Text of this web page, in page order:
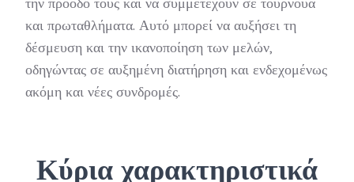
και πρωταθλήματα. Αυτό μπορεί να αυξήσει τη
δέσμευση και την ικανοποίηση των μελών,
οδηγώντας σε αυξημένη διατήρηση και ενδεχομένως
ακόμη και νέες συνδρομές.
Κύρια χαρακτηριστικά